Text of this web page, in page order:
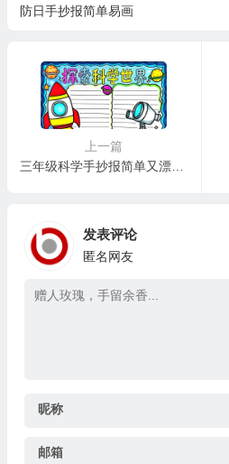
防日手抄报简单易画
上一篇
三年级科学手抄报简单又漂亮字少
发表评论
匿名网友
昵称
邮箱